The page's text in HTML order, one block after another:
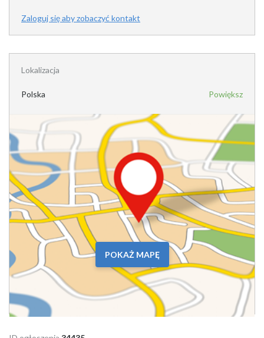
Zaloguj się aby zobaczyć kontakt
Lokalizacja
Polska Powiększ
POKAŻ MAPĘ